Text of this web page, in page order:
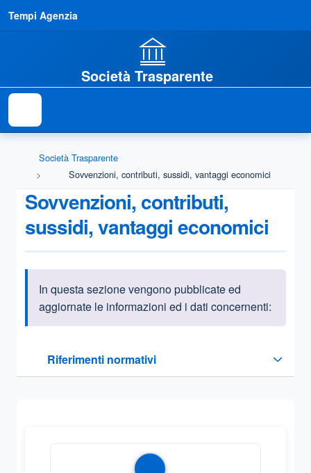
Tempi Agenzia
Società Trasparente
Società Trasparente
Sovvenzioni, contributi, sussidi, vantaggi economici
Sovvenzioni, contributi,
sussidi, vantaggi economici
Informazioni introduttive
In questa sezione vengono pubblicate ed
aggiornate le informazioni ed i dati concernenti:
Riferimenti normativi
Sezione compressa